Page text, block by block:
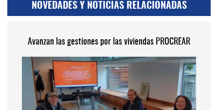
NOVEDADES Y NOTICIAS RELACIONADAS
Avanzan las gestiones por las viviendas PROCREAR